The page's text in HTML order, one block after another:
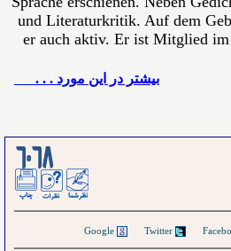
und Literaturkritik. Auf dem
er auch aktiv. Er ist Mitglied
بيشتر در این مورد . . .
Twitter
Google